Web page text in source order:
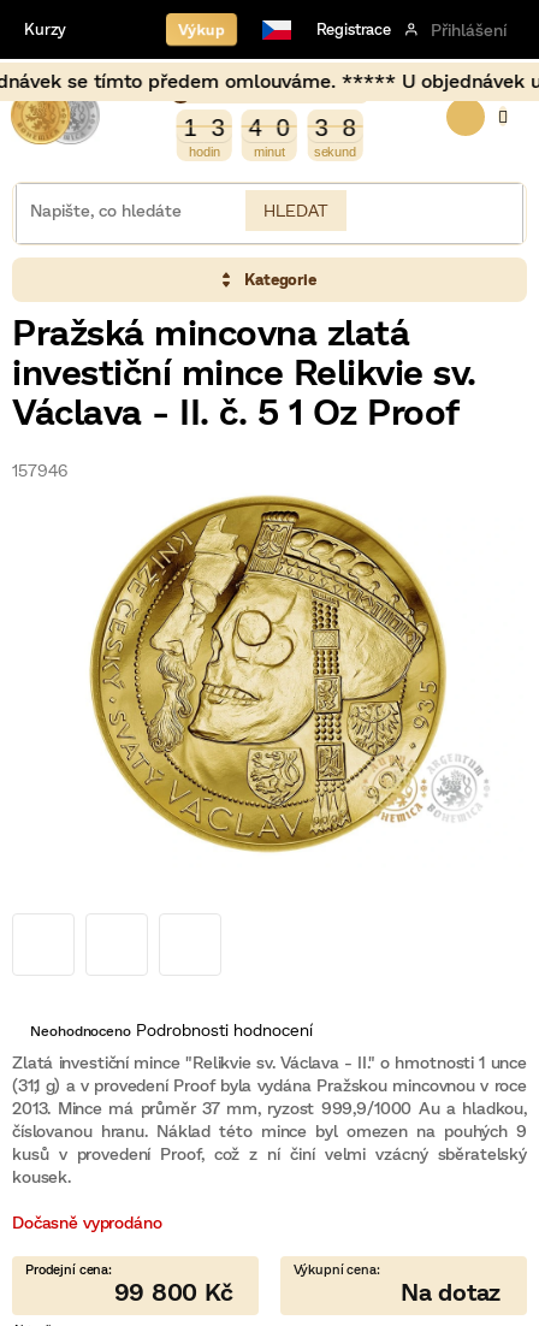
obsah
předem omlouváme. ***** U objednávek
Výkup Registrace Přihlášení
Kurzy
1
1 3
3 4
4 0
0 3
4
3 7
8
7
9
8
HLEDAT
Kategorie
Pražská mincovna zlatá
investiční mince Relikvie sv.
Václava - II. č. 5 1 Oz Proof
157946
Dočasně vyprodáno
Zlatá investiční mince "Relikvie sv. Václava - II." o hmotnosti 1 unce
(31,1 g) a v provedení Proof byla vydána Pražskou mincovnou v roce
2013. Mince má průměr 37 mm, ryzost 999,9/1000 Au a hladkou,
číslovanou hranu. Náklad této mince byl omezen na pouhých 9
kusů v provedení Proof, což z ní činí velmi vzácný sběratelský
kousek.
Průměrné
produktu
je
0,0
z
5
hvězdiček.
Neohodnoceno Podrobnosti hodnocení
99 800 Kč